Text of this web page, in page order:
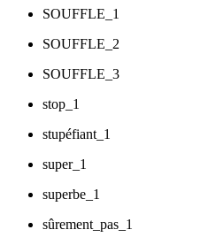
SOUFFLE_1
SOUFFLE_2
SOUFFLE_3
stop_1
stupéfiant_1
super_1
superbe_1
sûrement_pas_1